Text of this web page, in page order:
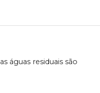
águas residuais são